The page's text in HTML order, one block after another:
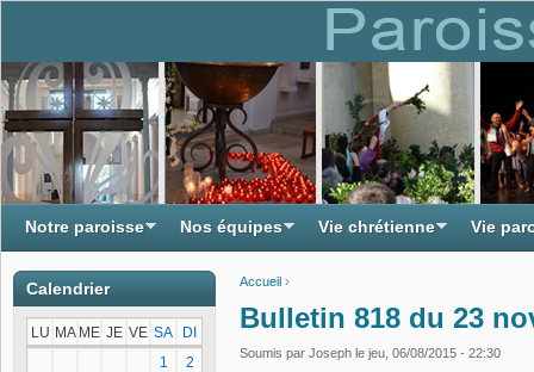
Accueil ›
Bulletin 818 du 23
Soumis par Joseph le jeu, 06/08/2015 - 22:30
Notre paroisse Nos équipes Vie chrétienne Vie
Calendrier
LU MA ME JE VE SA
DI
1
2